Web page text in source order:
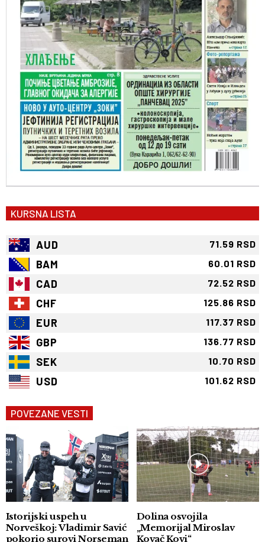
KURSNA LISTA
AUD 71.59 RSD
BAM 60.01 RSD
CAD 72.52 RSD
CHF 125.86 RSD
EUR 117.37 RSD
GBP 136.77 RSD
SEK 10.70 RSD
USD 101.62 RSD
POVEZANE VESTI
Istorijski uspeh u
Norveškoj: Vladimir Savić
pokorio surovi Norseman
Dolina osvojila
„Memorijal Miroslav
Kovač Kovi“